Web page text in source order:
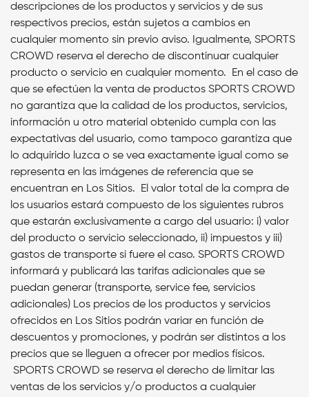
descripciones de los productos y servicios y de sus
respectivos precios, están sujetos a cambios en
cualquier momento sin previo aviso. Igualmente, SPORTS
CROWD reserva el derecho de discontinuar cualquier
producto o servicio en cualquier momento. En el caso de
que se efectúen la venta de productos SPORTS CROWD
no garantiza que la calidad de los productos, servicios,
información u otro material obtenido cumpla con las
expectativas del usuario, como tampoco garantiza que
lo adquirido luzca o se vea exactamente igual como se
representa en las imágenes de referencia que se
encuentran en Los Sitios. El valor total de la compra de
los usuarios estará compuesto de los siguientes rubros
que estarán exclusivamente a cargo del usuario: i) valor
del producto o servicio seleccionado, ii) impuestos y iii)
gastos de transporte si fuere el caso. SPORTS CROWD
informará y publicará las tarifas adicionales que se
puedan generar (transporte, service fee, servicios
adicionales) Los precios de los productos y servicios
ofrecidos en Los Sitios podrán variar en función de
descuentos y promociones, y podrán ser distintos a los
precios que se lleguen a ofrecer por medios físicos.
SPORTS CROWD se reserva el derecho de limitar las
ventas de los servicios y/o productos a cualquier